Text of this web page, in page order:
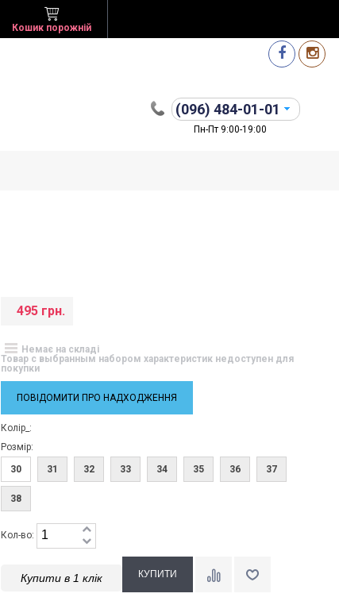
Кошик порожній
(096) 484-01-01
Пн-Пт 9:00-19:00
495 грн.
Немає на складі
Товар с выбранным набором характеристик недоступен для
покупки
ПОВІДОМИТИ ПРО НАДХОДЖЕННЯ
Колір_:
Розмір:
30
31 32 33 34 35 36 37
38
Кол-во:
Купити в 1 клік